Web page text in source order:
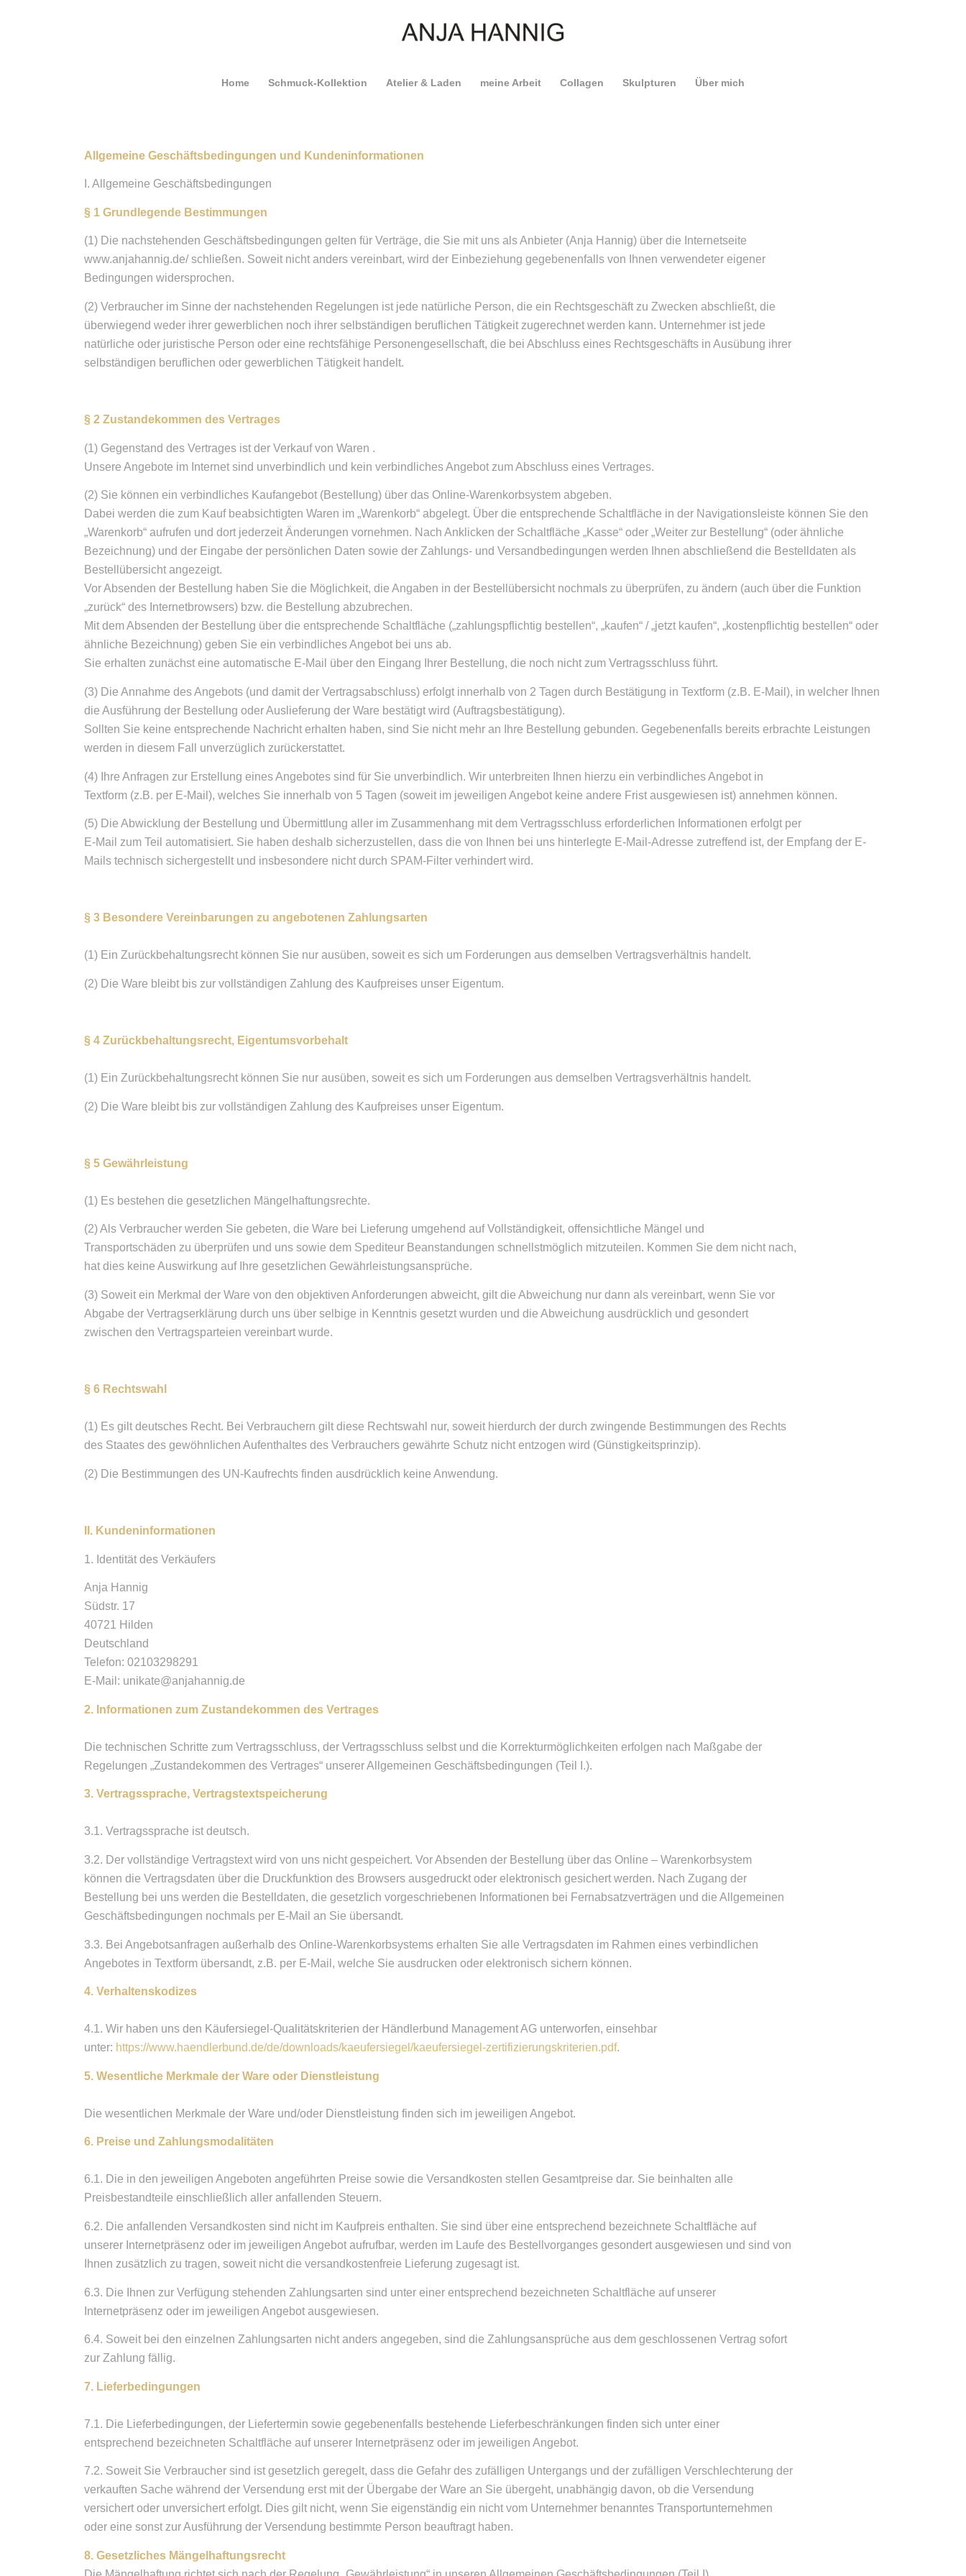
Home Schmuck-Kollektion Atelier & Laden meine Arbeit Collagen Skulpturen Über mich
Allgemeine Geschäftsbedingungen und Kundeninformationen
I. Allgemeine Geschäftsbedingungen
§ 1 Grundlegende Bestimmungen
(1) Die nachstehenden Geschäftsbedingungen gelten für Verträge, die Sie mit uns als Anbieter (Anja Hannig) über die Internetseite
www.anjahannig.de/ schließen. Soweit nicht anders vereinbart, wird der Einbeziehung gegebenenfalls von Ihnen verwendeter eigener
Bedingungen widersprochen.
(2) Verbraucher im Sinne der nachstehenden Regelungen ist jede natürliche Person, die ein Rechtsgeschäft zu Zwecken abschließt, die
überwiegend weder ihrer gewerblichen noch ihrer selbständigen beruflichen Tätigkeit zugerechnet werden kann. Unternehmer ist jede
natürliche oder juristische Person oder eine rechtsfähige Personengesellschaft, die bei Abschluss eines Rechtsgeschäfts in Ausübung ihrer
selbständigen beruflichen oder gewerblichen Tätigkeit handelt.
§ 2 Zustandekommen des Vertrages
(1) Gegenstand des Vertrages ist der Verkauf von Waren .
Unsere Angebote im Internet sind unverbindlich und kein verbindliches Angebot zum Abschluss eines Vertrages.
(2) Sie können ein verbindliches Kaufangebot (Bestellung) über das Online-Warenkorbsystem abgeben.
Dabei werden die zum Kauf beabsichtigten Waren im „Warenkorb“ abgelegt. Über die entsprechende Schaltfläche in der Navigationsleiste können Sie den
„Warenkorb“ aufrufen und dort jederzeit Änderungen vornehmen. Nach Anklicken der Schaltfläche „Kasse“ oder „Weiter zur Bestellung“ (oder ähnliche
Bezeichnung) und der Eingabe der persönlichen Daten sowie der Zahlungs- und Versandbedingungen werden Ihnen abschließend die Bestelldaten als
Bestellübersicht angezeigt.
Vor Absenden der Bestellung haben Sie die Möglichkeit, die Angaben in der Bestellübersicht nochmals zu überprüfen, zu ändern (auch über die Funktion
„zurück“ des Internetbrowsers) bzw. die Bestellung abzubrechen.
Mit dem Absenden der Bestellung über die entsprechende Schaltfläche („zahlungspflichtig bestellen“, „kaufen“ / „jetzt kaufen“, „kostenpflichtig bestellen“ oder
ähnliche Bezeichnung) geben Sie ein verbindliches Angebot bei uns ab.
Sie erhalten zunächst eine automatische E-Mail über den Eingang Ihrer Bestellung, die noch nicht zum Vertragsschluss führt.
(3) Die Annahme des Angebots (und damit der Vertragsabschluss) erfolgt innerhalb von 2 Tagen durch Bestätigung in Textform (z.B. E-Mail), in welcher Ihnen
die Ausführung der Bestellung oder Auslieferung der Ware bestätigt wird (Auftragsbestätigung).
Sollten Sie keine entsprechende Nachricht erhalten haben, sind Sie nicht mehr an Ihre Bestellung gebunden. Gegebenenfalls bereits erbrachte Leistungen
werden in diesem Fall unverzüglich zurückerstattet.
(4) Ihre Anfragen zur Erstellung eines Angebotes sind für Sie unverbindlich. Wir unterbreiten Ihnen hierzu ein verbindliches Angebot in
Textform (z.B. per E-Mail), welches Sie innerhalb von 5 Tagen (soweit im jeweiligen Angebot keine andere Frist ausgewiesen ist) annehmen können.
(5) Die Abwicklung der Bestellung und Übermittlung aller im Zusammenhang mit dem Vertragsschluss erforderlichen Informationen erfolgt per
E-Mail zum Teil automatisiert. Sie haben deshalb sicherzustellen, dass die von Ihnen bei uns hinterlegte E-Mail-Adresse zutreffend ist, der Empfang der E-
Mails technisch sichergestellt und insbesondere nicht durch SPAM-Filter verhindert wird.
§ 3 Besondere Vereinbarungen zu angebotenen Zahlungsarten
(1) Ein Zurückbehaltungsrecht können Sie nur ausüben, soweit es sich um Forderungen aus demselben Vertragsverhältnis handelt.
(2) Die Ware bleibt bis zur vollständigen Zahlung des Kaufpreises unser Eigentum.
§ 4 Zurückbehaltungsrecht, Eigentumsvorbehalt
(1) Ein Zurückbehaltungsrecht können Sie nur ausüben, soweit es sich um Forderungen aus demselben Vertragsverhältnis handelt.
(2) Die Ware bleibt bis zur vollständigen Zahlung des Kaufpreises unser Eigentum.
§ 5 Gewährleistung
(1) Es bestehen die gesetzlichen Mängelhaftungsrechte.
(2) Als Verbraucher werden Sie gebeten, die Ware bei Lieferung umgehend auf Vollständigkeit, offensichtliche Mängel und
Transportschäden zu überprüfen und uns sowie dem Spediteur Beanstandungen schnellstmöglich mitzuteilen. Kommen Sie dem nicht nach,
hat dies keine Auswirkung auf Ihre gesetzlichen Gewährleistungsansprüche.
(3) Soweit ein Merkmal der Ware von den objektiven Anforderungen abweicht, gilt die Abweichung nur dann als vereinbart, wenn Sie vor
Abgabe der Vertragserklärung durch uns über selbige in Kenntnis gesetzt wurden und die Abweichung ausdrücklich und gesondert
zwischen den Vertragsparteien vereinbart wurde.
§ 6 Rechtswahl
(1) Es gilt deutsches Recht. Bei Verbrauchern gilt diese Rechtswahl nur, soweit hierdurch der durch zwingende Bestimmungen des Rechts
des Staates des gewöhnlichen Aufenthaltes des Verbrauchers gewährte Schutz nicht entzogen wird (Günstigkeitsprinzip).
(2) Die Bestimmungen des UN-Kaufrechts finden ausdrücklich keine Anwendung.
II. Kundeninformationen
1. Identität des Verkäufers
Anja Hannig
Südstr. 17
40721 Hilden
Deutschland
Telefon: 02103298291
E-Mail: unikate@anjahannig.de
2. Informationen zum Zustandekommen des Vertrages
Die technischen Schritte zum Vertragsschluss, der Vertragsschluss selbst und die Korrekturmöglichkeiten erfolgen nach Maßgabe der
Regelungen „Zustandekommen des Vertrages“ unserer Allgemeinen Geschäftsbedingungen (Teil I.).
3. Vertragssprache, Vertragstextspeicherung
3.1. Vertragssprache ist deutsch.
3.2. Der vollständige Vertragstext wird von uns nicht gespeichert. Vor Absenden der Bestellung über das Online – Warenkorbsystem
können die Vertragsdaten über die Druckfunktion des Browsers ausgedruckt oder elektronisch gesichert werden. Nach Zugang der
Bestellung bei uns werden die Bestelldaten, die gesetzlich vorgeschriebenen Informationen bei Fernabsatzverträgen und die Allgemeinen
Geschäftsbedingungen nochmals per E-Mail an Sie übersandt.
3.3. Bei Angebotsanfragen außerhalb des Online-Warenkorbsystems erhalten Sie alle Vertragsdaten im Rahmen eines verbindlichen
Angebotes in Textform übersandt, z.B. per E-Mail, welche Sie ausdrucken oder elektronisch sichern können.
4. Verhaltenskodizes
4.1. Wir haben uns den Käufersiegel-Qualitätskriterien der Händlerbund Management AG unterworfen, einsehbar
unter: https://www.haendlerbund.de/de/downloads/kaeufersiegel/kaeufersiegel-zertifizierungskriterien.pdf.
5. Wesentliche Merkmale der Ware oder Dienstleistung
Die wesentlichen Merkmale der Ware und/oder Dienstleistung finden sich im jeweiligen Angebot.
6. Preise und Zahlungsmodalitäten
6.1. Die in den jeweiligen Angeboten angeführten Preise sowie die Versandkosten stellen Gesamtpreise dar. Sie beinhalten alle
Preisbestandteile einschließlich aller anfallenden Steuern.
6.2. Die anfallenden Versandkosten sind nicht im Kaufpreis enthalten. Sie sind über eine entsprechend bezeichnete Schaltfläche auf
unserer Internetpräsenz oder im jeweiligen Angebot aufrufbar, werden im Laufe des Bestellvorganges gesondert ausgewiesen und sind von
Ihnen zusätzlich zu tragen, soweit nicht die versandkostenfreie Lieferung zugesagt ist.
6.3. Die Ihnen zur Verfügung stehenden Zahlungsarten sind unter einer entsprechend bezeichneten Schaltfläche auf unserer
Internetpräsenz oder im jeweiligen Angebot ausgewiesen.
6.4. Soweit bei den einzelnen Zahlungsarten nicht anders angegeben, sind die Zahlungsansprüche aus dem geschlossenen Vertrag sofort
zur Zahlung fällig.
7. Lieferbedingungen
7.1. Die Lieferbedingungen, der Liefertermin sowie gegebenenfalls bestehende Lieferbeschränkungen finden sich unter einer
entsprechend bezeichneten Schaltfläche auf unserer Internetpräsenz oder im jeweiligen Angebot.
7.2. Soweit Sie Verbraucher sind ist gesetzlich geregelt, dass die Gefahr des zufälligen Untergangs und der zufälligen Verschlechterung der
verkauften Sache während der Versendung erst mit der Übergabe der Ware an Sie übergeht, unabhängig davon, ob die Versendung
versichert oder unversichert erfolgt. Dies gilt nicht, wenn Sie eigenständig ein nicht vom Unternehmer benanntes Transportunternehmen
oder eine sonst zur Ausführung der Versendung bestimmte Person beauftragt haben.
8. Gesetzliches Mängelhaftungsrecht